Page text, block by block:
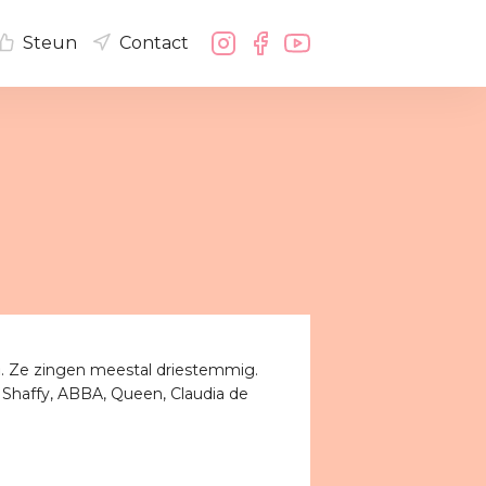
Ze zingen meestal driestemmig.
ABBA, Queen, Claudia de
Steun Contact